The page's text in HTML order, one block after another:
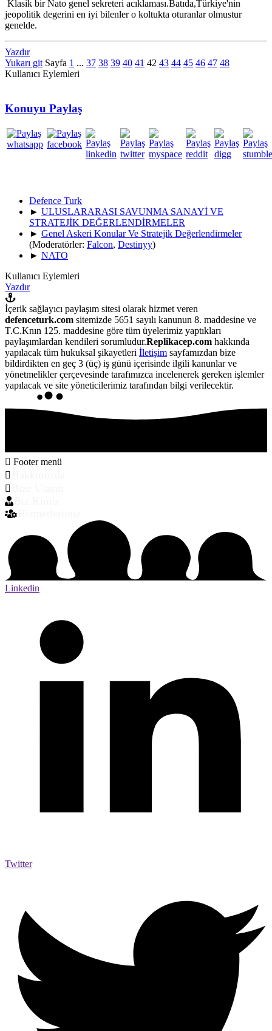
Klasik bir Nato genel sekreteri acıklaması.Batıda,Türkiye'nin
jeopolitik degerini en iyi bilenler o koltukta oturanlar olmustur
genelde.
Yazdır
Yukarı git Sayfa 1 ... 37 38 39 40 41 42 43 44 45 46 47 48
Kullanıcı Eylemleri
Konuyu Paylaş
Defence Turk
► ULUSLARARASI SAVUNMA SANAYİ VE
STRATEJİK DEĞERLENDİRMELER
► Genel Askeri Konular Ve Stratejik Değerlendirmeler
(Moderatörler: Falcon, Destinyy)
► NATO
Kullanıcı Eylemleri
Yazdır
İçerik sağlayıcı paylaşım sitesi olarak hizmet veren
defenceturk.com sitemizde 5651 sayılı kanunun 8. maddesine ve
T.C.Knın 125. maddesine göre tüm üyelerimiz yaptıkları
paylaşımlardan kendileri sorumludur.Replikacep.com hakkında
yapılacak tüm hukuksal şikayetleri İletişim sayfamızdan bize
bildirdikten en geç 3 (üç) iş günü içerisinde ilgili kanunlar ve
yönetmelikler çerçevesinde tarafımızca incelenerek gereken işlemler
yapılacak ve site yöneticilerimiz tarafından bilgi verilecektir.
Footer menü
Linkedin
Twitter